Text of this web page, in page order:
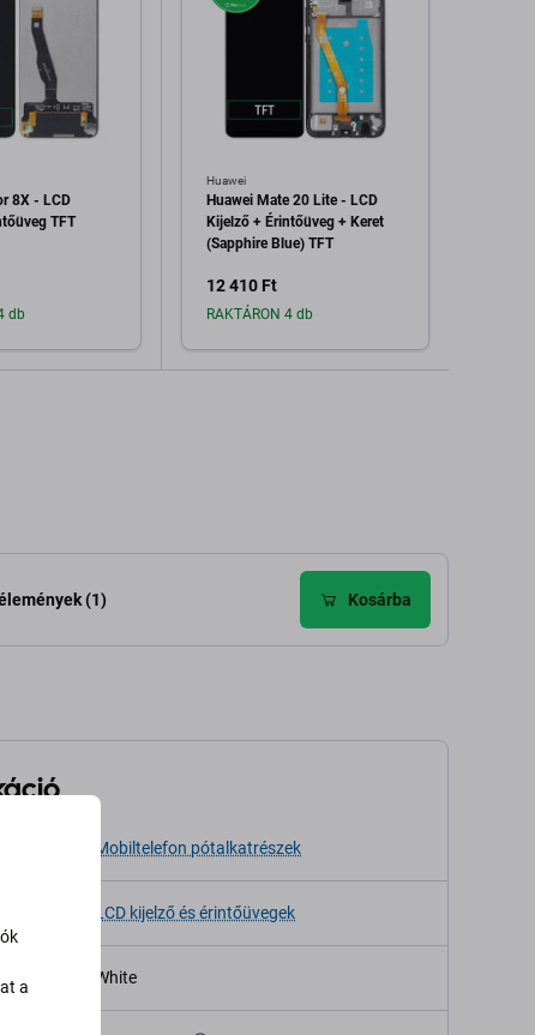
8X - LCD
TFT
db
Huawei
Huawei Mate 20 Lite - LCD
Kijelző + Érintőüveg + Keret
(Sapphire Blue) TFT
12 410 Ft
RAKTÁRON 4 db
(1) Kosárba
Mobiltelefon pótalkatrészek
LCD kijelző és érintőüvegek
White
a